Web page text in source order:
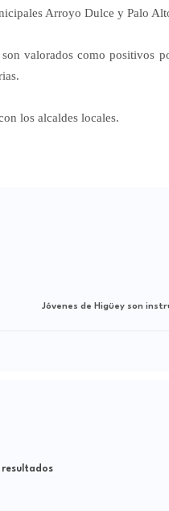
Arroyo Dulce y Palo
valorados como positivos
los alcaldes locales.
Jóvenes de Higüey son
resultados